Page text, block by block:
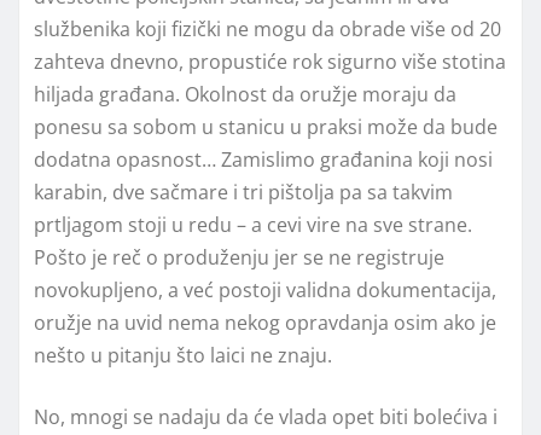
službenika koji fizički ne mogu da obrade više od 20
zahteva dnevno, propustiće rok sigurno više stotina
hiljada građana. Okolnost da oružje moraju da
ponesu sa sobom u stanicu u praksi može da bude
dodatna opasnost… Zamislimo građanina koji nosi
karabin, dve sačmare i tri pištolja pa sa takvim
prtljagom stoji u redu – a cevi vire na sve strane.
Pošto je reč o produženju jer se ne registruje
novokupljeno, a već postoji validna dokumentacija,
oružje na uvid nema nekog opravdanja osim ako je
nešto u pitanju što laici ne znaju.
No, mnogi se nadaju da će vlada opet biti bolećiva i